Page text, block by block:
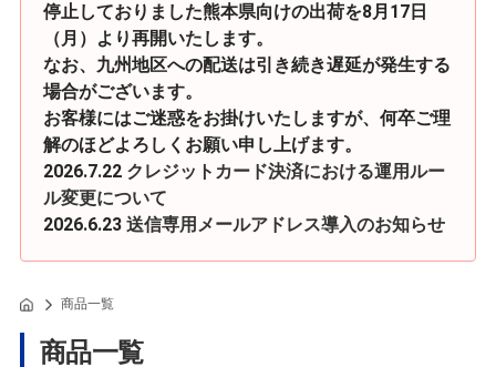
停止しておりました熊本県向けの出荷を8月17日
（月）より再開いたします。
なお、九州地区への配送は引き続き遅延が発生する
場合がございます。
お客様にはご迷惑をお掛けいたしますが、何卒ご理
解のほどよろしくお願い申し上げます。
2026.7.22 クレジットカード決済における運用ルー
ル変更について
2026.6.23 送信専用メールアドレス導入のお知らせ
商品一覧
商品一覧